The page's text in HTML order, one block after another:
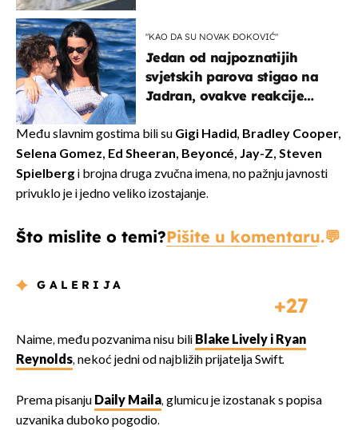
"KAO DA SU NOVAK ĐOKOVIĆ"
Jedan od najpoznatijih
svjetskih parova stigao na
Jadran, ovakve reakcije
Među slavnim gostima bili su Gigi Hadid, Bradley Cooper,
Selena Gomez, Ed Sheeran, Beyoncé, Jay-Z, Steven
Spielbergi brojna druga zvučna imena, no pažnju javnosti
privuklo je i jedno veliko izostajanje.
Što mislite o temi?Pišite u komentaru.
GALERIJA
27
Naime, među pozvanima nisu bili Blake Lively i Ryan
Reynolds, nekoć jedni od najbližih prijatelja Swift.
Prema pisanju Daily Maila, glumicu je izostanak s popisa
uzvanika duboko pogodio.